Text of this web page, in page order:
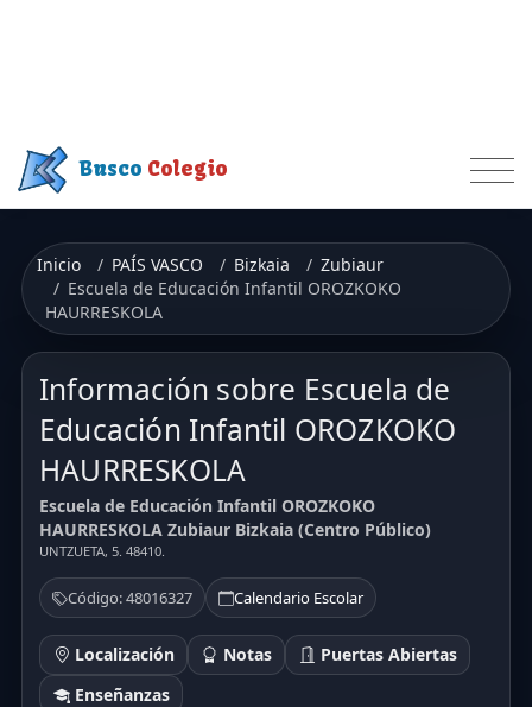
Busco Colegio
Inicio PAÍS VASCO Bizkaia
Zubiaur
Escuela de Educación Infantil OROZKOKO
HAURRESKOLA
Información sobre Escuela de
Educación Infantil OROZKOKO
HAURRESKOLA
Escuela de Educación Infantil OROZKOKO
HAURRESKOLA Zubiaur Bizkaia (Centro Público)
UNTZUETA, 5. 48410.
Código: 48016327 Calendario Escolar
Localización Notas
Puertas Abiertas
Enseñanzas